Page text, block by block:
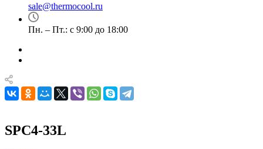
sale@thermocool.ru
Пн. – Пт.: с 9:00 до 18:00
SPC4-33L